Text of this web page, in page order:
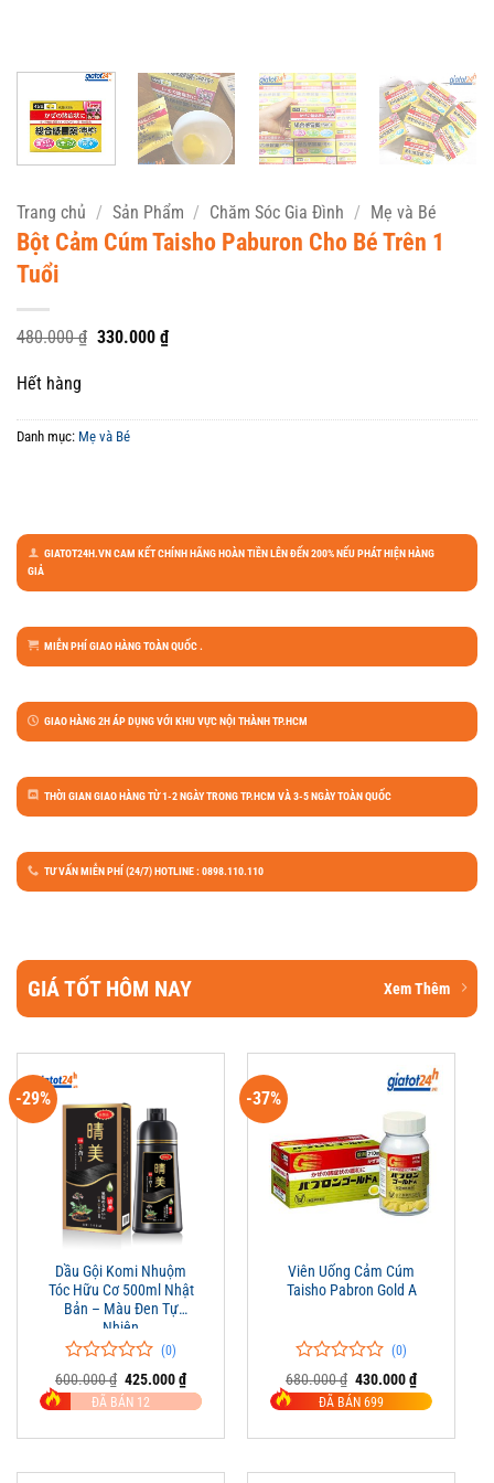
Trang chủ / Sản Phẩm / Chăm Sóc Gia Đình / Mẹ và Bé
Bột Cảm Cúm Taisho Paburon Cho Bé Trên 1
Tuổi
480.000₫ Giá
330.000 ₫Giá
hiện
Hết hàng
Danh mục: Mẹ và Bé
GIATOT24H.VN CAM KẾT CHÍNH HÃNG HOÀN TIỀN LÊN ĐẾN 200% NẾU PHÁT HIỆN HÀNG
GIẢ
MIỄN PHÍ GIAO HÀNG TOÀN QUỐC .
GIAO HÀNG 2H ÁP DỤNG VỚI KHU VỰC NỘI THÀNH TP.HCM
THỜI GIAN GIAO HÀNG TỪ 1-2 NGÀY TRONG TP.HCM VÀ 3-5 NGÀY TOÀN QUỐC
TƯ VẤN MIỄN PHÍ (24/7) HOTLINE : 0898.110.110
GIÁ TỐT HÔM NAY Xem Thêm
-29%
Dầu Gội Komi Nhuộm
Tóc Hữu Cơ 500ml Nhật
Bản – Màu Đen Tự
Nhiên
0
trên
5
0
(0)
600.000₫ Giá
gốc
là:
425.000₫Giá
hiện
tại
425.000 ₫.
ĐÃ BÁN 12
-37%
Viên Uống Cảm Cúm
Taisho Pabron Gold A
0
trên
5
0
(0)
680.000₫ Giá
gốc
là:
430.000₫Giá
hiện
tại
430.000 ₫.
ĐÃ BÁN 699